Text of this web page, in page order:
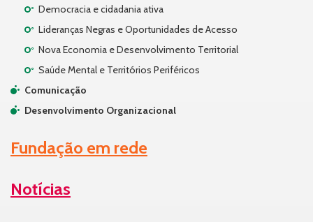
Democracia e cidadania ativa
Lideranças Negras e Oportunidades de Acesso
Nova Economia e Desenvolvimento Territorial
Saúde Mental e Territórios Periféricos
Comunicação
Desenvolvimento Organizacional
Fundação em rede
Notícias